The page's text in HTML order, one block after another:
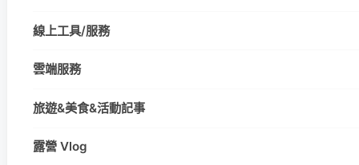
線上工具/服務
雲端服務
旅遊&美食&活動記事
露營 Vlog